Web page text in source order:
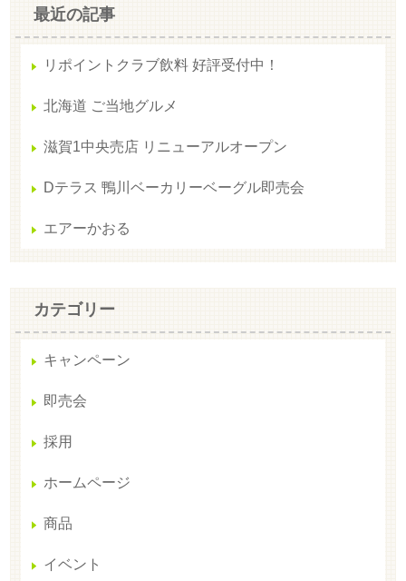
最近の記事
リポイントクラブ飲料 好評受付中！
北海道 ご当地グルメ
滋賀1中央売店 リニューアルオープン
Dテラス 鴨川ベーカリーベーグル即売会
エアーかおる
カテゴリー
キャンペーン
即売会
採用
ホームページ
商品
イベント